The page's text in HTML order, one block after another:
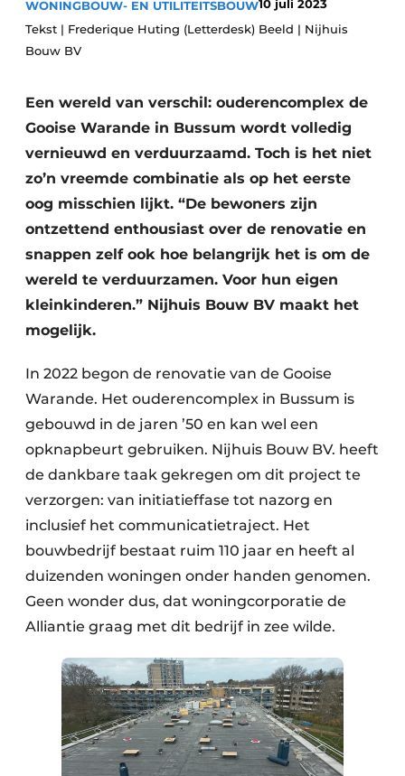
Privacy / Cookie statement
Vacature aanmelden
Video’s
Modulair bouwen
WONINGBOUW- EN UTILITEITSBOUW10 juli 2023
Tekst | Frederique Huting (Letterdesk) Beeld | Nijhuis
Bouw BV
Een wereld van verschil: ouderencomplex de
Gooise Warande in Bussum wordt volledig
vernieuwd en verduurzaamd. Toch is het niet
zo’n vreemde combinatie als op het eerste
oog misschien lijkt. “De bewoners zijn
ontzettend enthousiast over de renovatie en
snappen zelf ook hoe belangrijk het is om de
wereld te verduurzamen. Voor hun eigen
kleinkinderen.” Nijhuis Bouw BV maakt het
mogelijk.
In 2022 begon de renovatie van de Gooise
Warande. Het ouderencomplex in Bussum is
gebouwd in de jaren ’50 en kan wel een
opknapbeurt gebruiken. Nijhuis Bouw BV. heeft
de dankbare taak gekregen om dit project te
verzorgen: van initiatieffase tot nazorg en
inclusief het communicatietraject. Het
bouwbedrijf bestaat ruim 110 jaar en heeft al
duizenden woningen onder handen genomen.
Geen wonder dus, dat woningcorporatie de
Alliantie graag met dit bedrijf in zee wilde.